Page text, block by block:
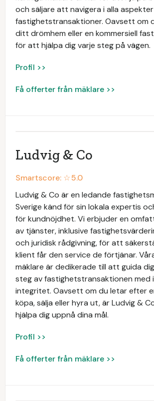
och säljare att navigera i alla
fastighetstransaktioner. Oavsett om
ditt drömhem eller en kommersiell
för att hjälpa dig varje steg på vägen.
Profil >>
Få offerter från mäklare >>
Ludvig & Co
Smartscore: ☆5.0
Ludvig & Co är en ledande
Sverige känd för sin lokala expertis
för kundnöjdhet. Vi erbjuder en
av tjänster, inklusive
och juridisk rådgivning, för att
klient får den service de förtjänar.
mäklare är dedikerade till att guida
steg av fastighetstransaktionen med
integritet. Oavsett om du letar efter
köpa, sälja eller hyra ut, är Ludvig &
hjälpa dig uppnå dina mål.
Profil >>
Få offerter från mäklare >>